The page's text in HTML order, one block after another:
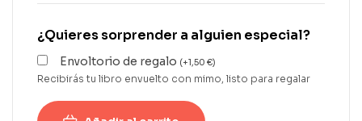
¿Quieres sorprender a alguien especial?
Envoltorio de regalo (+1,50 €)
Recibirás tu libro envuelto con mimo, listo para regalar